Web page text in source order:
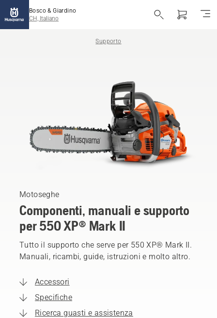
Bosco & Giardino
CH, Italiano
Supporto
Motoseghe
Componenti, manuali e supporto
per 550 XP® Mark II
Tutto il supporto che serve per 550 XP® Mark II.
Manuali, ricambi, guide, istruzioni e molto altro.
Accessori
Specifiche
Ricerca guasti e assistenza